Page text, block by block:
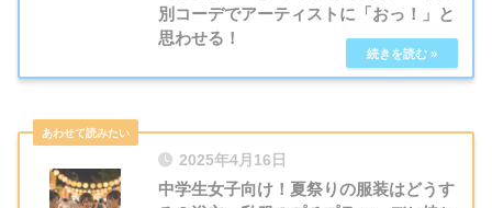
別コーデでアーティストに「おっ！」と
思わせる！
2025年4月16日
中学生女子向け！夏祭りの服装はどうす